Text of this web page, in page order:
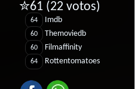
✮61 (22 votos)
64 Imdb
60 Themoviedb
60 Filmaffinity
64 Rottentomatoes